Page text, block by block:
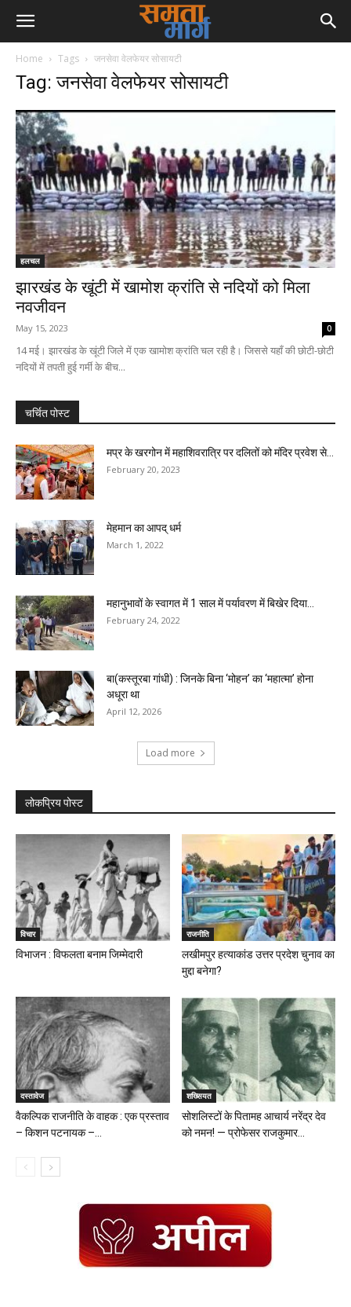
Home Tags जनसेवा वेलफेयर सोसायटी
Tag: जनसेवा वेलफेयर सोसायटी
हलचल
झारखंड के खूंटी में खामोश क्रांति से नदियों को मिला
नवजीवन
May 15, 2023 0
14 मई। झारखंड के खूंटी जिले में एक खामोश क्रांति चल रही है। जिससे यहाँ की छोटी-छोटी
नदियों में तपती हुई गर्मी के बीच...
चर्चित पोस्ट
मप्र के खरगोन में महाशिवरात्रि पर दलितों को मंदिर प्रवेश से...
February 20, 2023
मेहमान का आपद् धर्म
March 1, 2022
महानुभावों के स्वागत में 1 साल में पर्यावरण में बिखेर दिया...
February 24, 2022
बा(कस्तूरबा गांधी) : जिनके बिना ‘मोहन’ का ‘महात्मा’ होना
अधूरा था
April 12, 2026
Load more
लोकप्रिय पोस्ट
विचार
विभाजन : विफलता बनाम जिम्मेदारी
राजनीति
लखीमपुर हत्याकांड उत्तर प्रदेश चुनाव का
मुद्दा बनेगा?
दस्तावेज
वैकल्पिक राजनीति के वाहक : एक प्रस्ताव
– किशन पटनायक –...
शख्सियत
सोशलिस्टों के पितामह आचार्य नरेंद्र देव
को नमन! — प्रोफेसर राजकुमार...